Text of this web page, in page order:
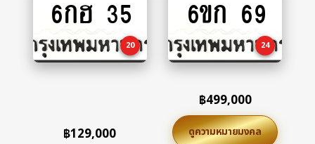
to
6กฮ 35
20
฿129,000
to
6ขก 69
24
฿499,000
ดูความหมายมงคล